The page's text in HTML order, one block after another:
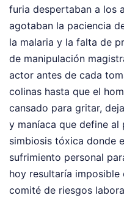
furia despertaban a los
agotaban la paciencia
la malaria y la falta de
de manipulación
actor antes de cada
colinas hasta que el
cansado para gritar,
y maníaca que define al
simbiosis tóxica donde
sufrimiento personal
hoy resultaría
comité de riesgos